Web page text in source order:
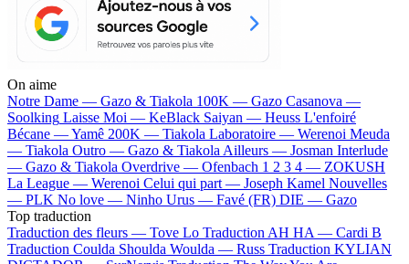
On aime
Notre Dame — Gazo & Tiakola 100K — Gazo Casanova —
Soolking Laisse Moi — KeBlack Saiyan — Heuss L'enfoiré
Bécane —Yamê 200K — Tiakola Laboratoire — Werenoi Meuda
— Tiakola Outro — Gazo & Tiakola Ailleurs — Josman Interlude
— Gazo & Tiakola Overdrive — Ofenbach 1 2 3 4 — ZOKUSH
La League — Werenoi Celui qui part — Joseph Kamel Nouvelles
— PLK No love — Ninho Urus — Favé (FR) DIE — Gazo
Top traduction
Traduction des fleurs — Tove Lo Traduction AH HA — Cardi B
Traduction Coulda Shoulda Woulda — Russ Traduction KYLIAN